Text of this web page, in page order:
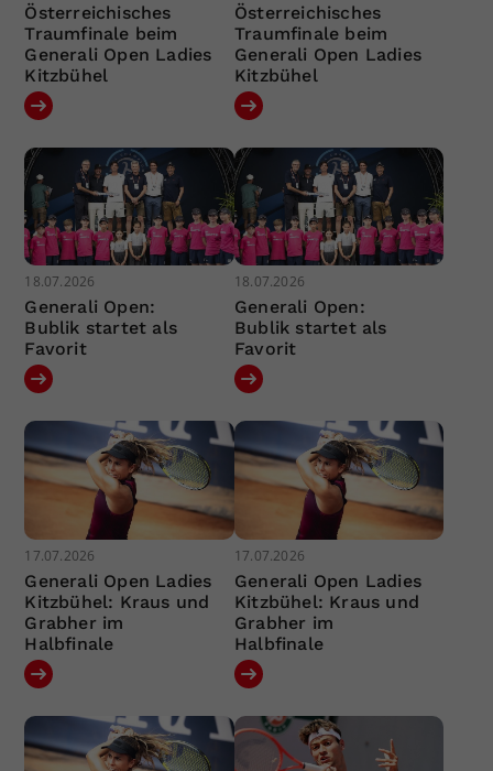
Österreichisches
Traumfinale beim
Generali Open Ladies
Kitzbühel
Österreichisches
Traumfinale beim
Generali Open Ladies
Kitzbühel
18.07.2026
Generali Open:
Bublik startet als
Favorit
18.07.2026
Generali Open:
Bublik startet als
Favorit
17.07.2026
Generali Open Ladies
Kitzbühel: Kraus und
Grabher im
Halbfinale
17.07.2026
Generali Open Ladies
Kitzbühel: Kraus und
Grabher im
Halbfinale